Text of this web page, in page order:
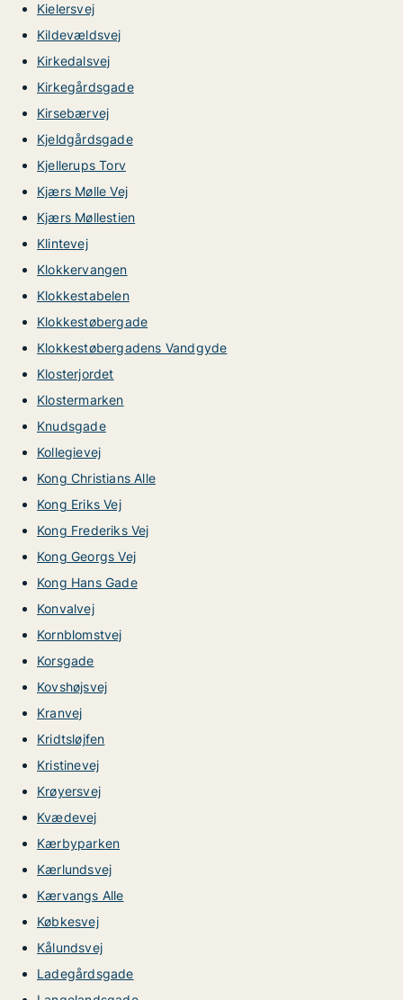
Kielersvej
Kildevældsvej
Kirkedalsvej
Kirkegårdsgade
Kirsebærvej
Kjeldgårdsgade
Kjellerups Torv
Kjærs Mølle Vej
Kjærs Møllestien
Klintevej
Klokkervangen
Klokkestabelen
Klokkestøbergade
Klokkestøbergadens Vandgyde
Klosterjordet
Klostermarken
Knudsgade
Kollegievej
Kong Christians Alle
Kong Eriks Vej
Kong Frederiks Vej
Kong Georgs Vej
Kong Hans Gade
Konvalvej
Kornblomstvej
Korsgade
Kovshøjsvej
Kranvej
Kridtsløjfen
Kristinevej
Krøyersvej
Kvædevej
Kærbyparken
Kærlundsvej
Kærvangs Alle
Købkesvej
Kålundsvej
Ladegårdsgade